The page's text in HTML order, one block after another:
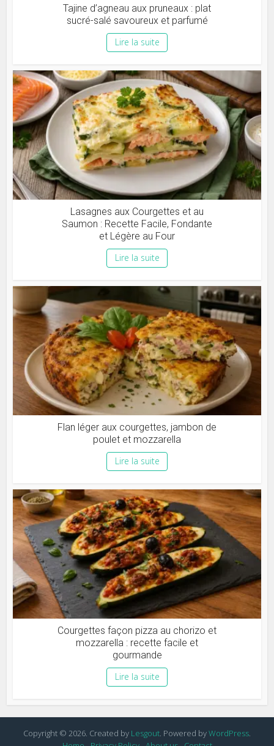
Tajine d’agneau aux pruneaux : plat
sucré-salé savoureux et parfumé
Lire la suite
Lasagnes aux Courgettes et au
Saumon : Recette Facile, Fondante
et Légère au Four
Lire la suite
Flan léger aux courgettes, jambon de
poulet et mozzarella
Lire la suite
Courgettes façon pizza au chorizo et
mozzarella : recette facile et
gourmande
Lire la suite
Copyright © 2026. Created by Lesgout. Powered byWordPress.